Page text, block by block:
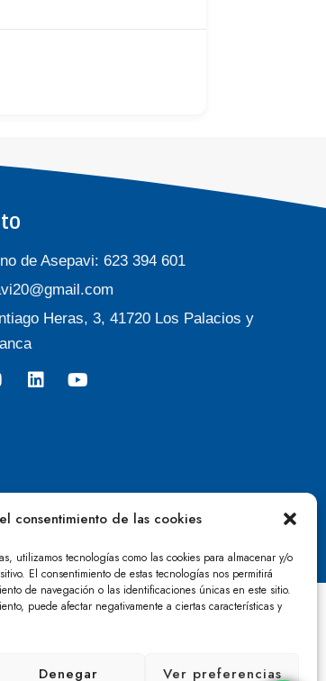
consentimiento de las cookies
utilizamos tecnologías como las cookies para almacenar y/o
El consentimiento de estas tecnologías nos permitirá
de navegación o las identificaciones únicas en este sitio.
puede afectar negativamente a ciertas características y
Denegar Ver preferencias
de Asepavi: 623 394 601
Heras, 3, 41720 Los Palacios y